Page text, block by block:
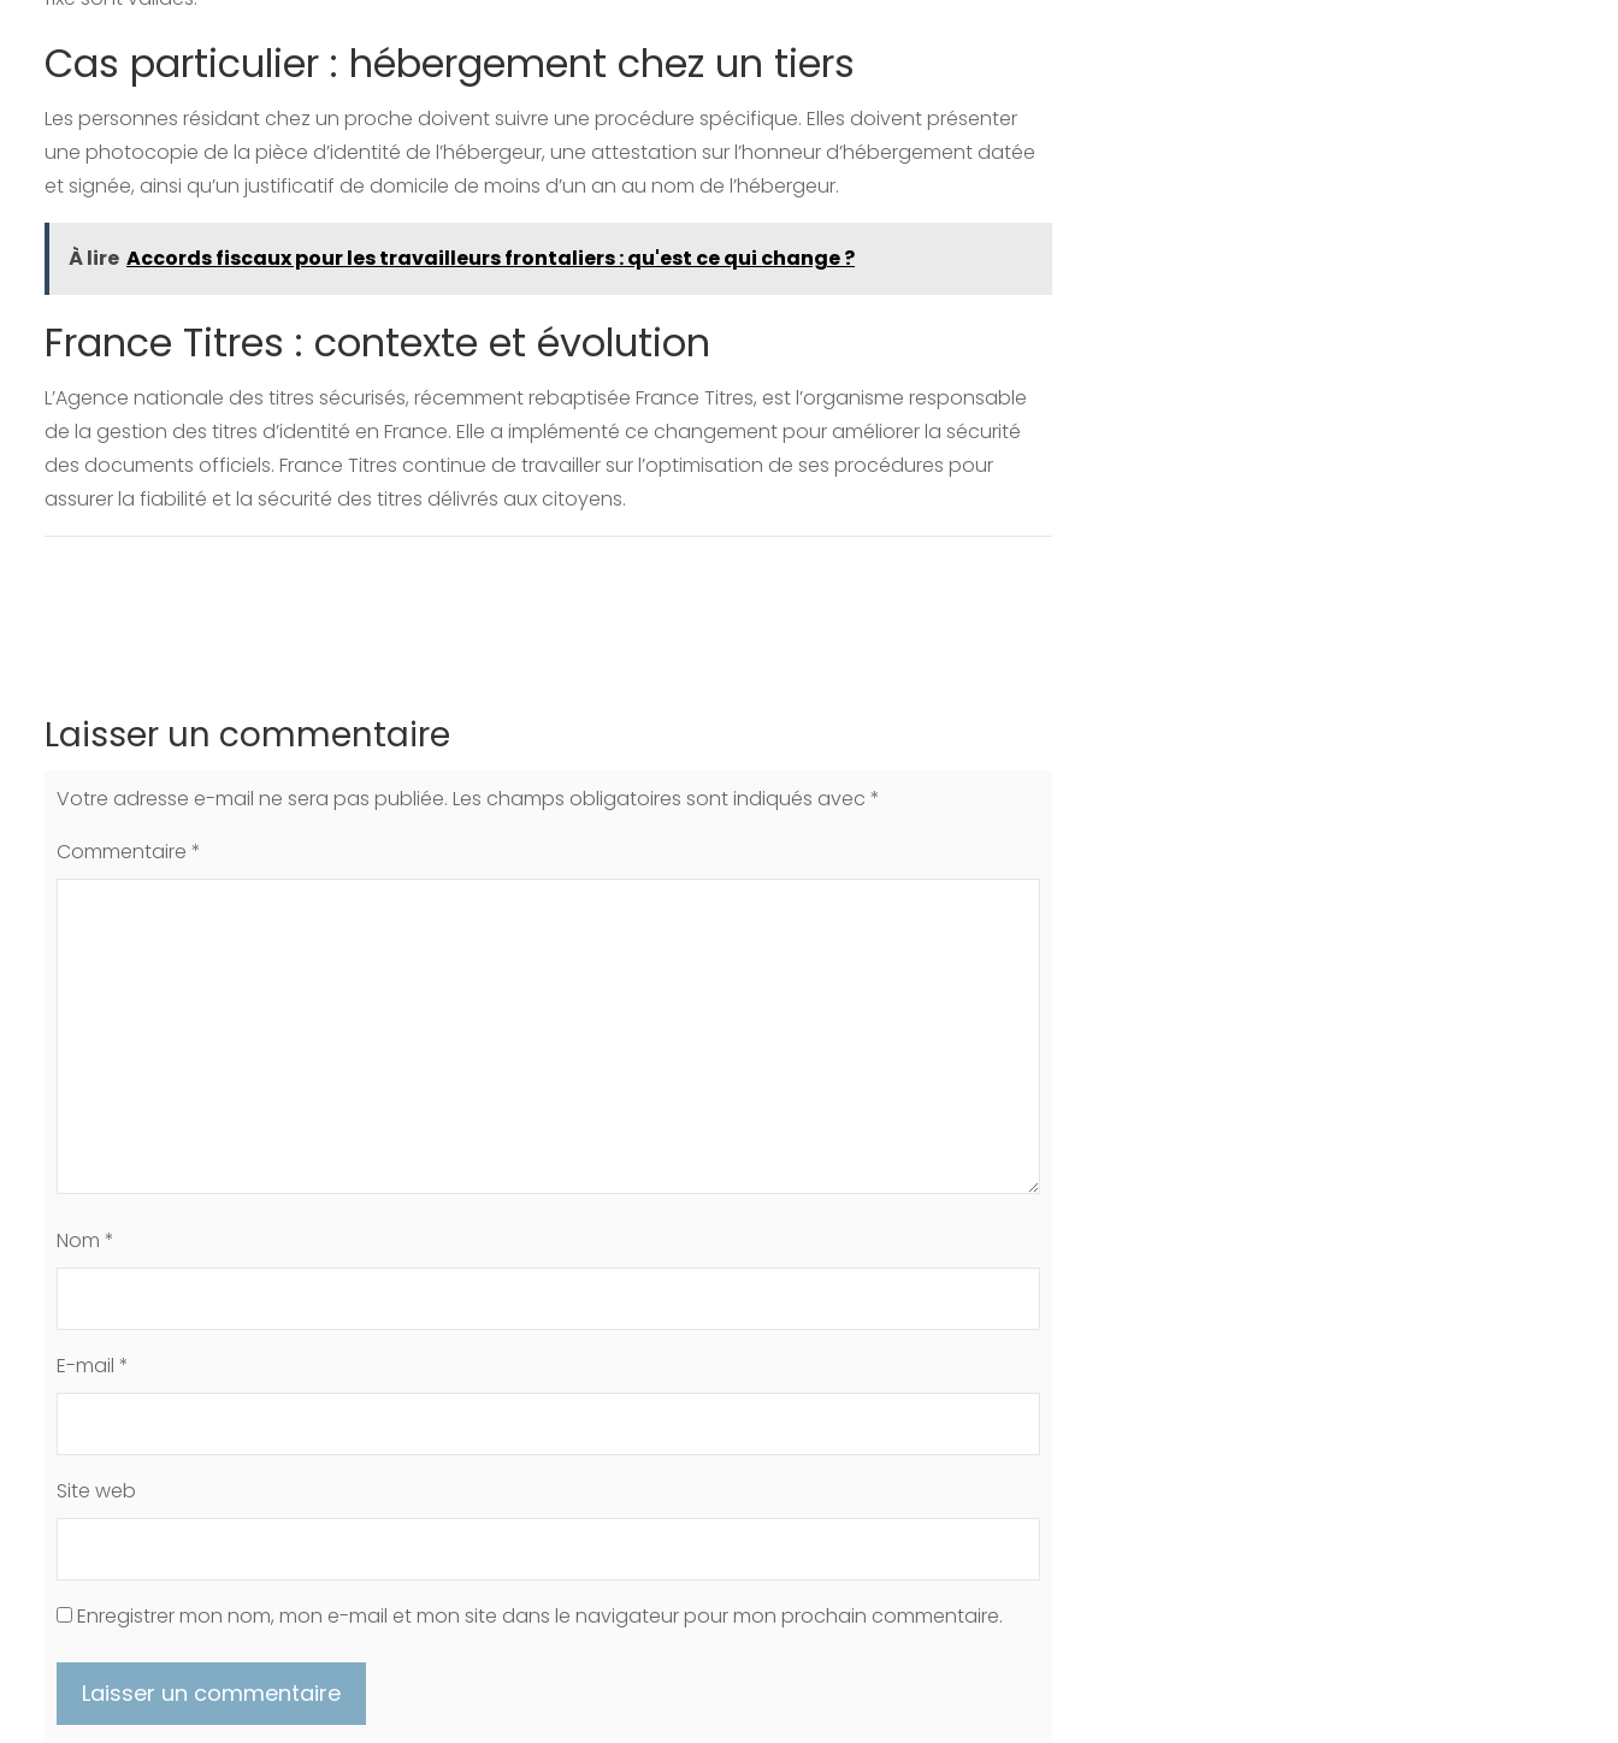
Cas particulier : hébergement chez un tiers
Les personnes résidant chez un proche doivent suivre une procédure spécifique. Elles doivent présenter
une photocopie de la pièce d’identité de l’hébergeur, une attestation sur l’honneur d’hébergement datée
et signée, ainsi qu’un justificatif de domicile de moins d’un an au nom de l’hébergeur.
À lire Accords fiscaux pour les travailleurs frontaliers : qu'est ce qui change ?
France Titres : contexte et évolution
L’Agence nationale des titres sécurisés, récemment rebaptisée France Titres, est l’organisme responsable
de la gestion des titres d’identité en France. Elle a implémenté ce changement pour améliorer la sécurité
des documents officiels. France Titres continue de travailler sur l’optimisation de ses procédures pour
assurer la fiabilité et la sécurité des titres délivrés aux citoyens.
Laisser un commentaire
Votre adresse e-mail ne sera pas publiée. Les champs obligatoires sont indiqués avec *
Commentaire *
Nom *
E-mail *
Site web
Enregistrer mon nom, mon e-mail et mon site dans le navigateur pour mon prochain commentaire.